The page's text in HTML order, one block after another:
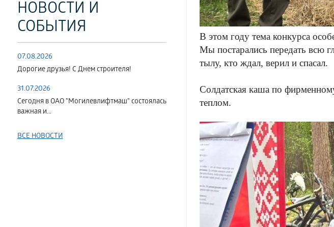
НОВОСТИ И
СОБЫТИЯ
07.08.2026
Дорогие друзья! С Днем строителя!
31.07.2026
Сегодня в ОАО "Могилевлифтмаш" состоялась
важная и...
ВСЕ НОВОСТИ
В этом году тема конкурса
Мы постарались передать всю
тылу, кто ждал, верил и спасал.
Солдатская каша по
теплом.